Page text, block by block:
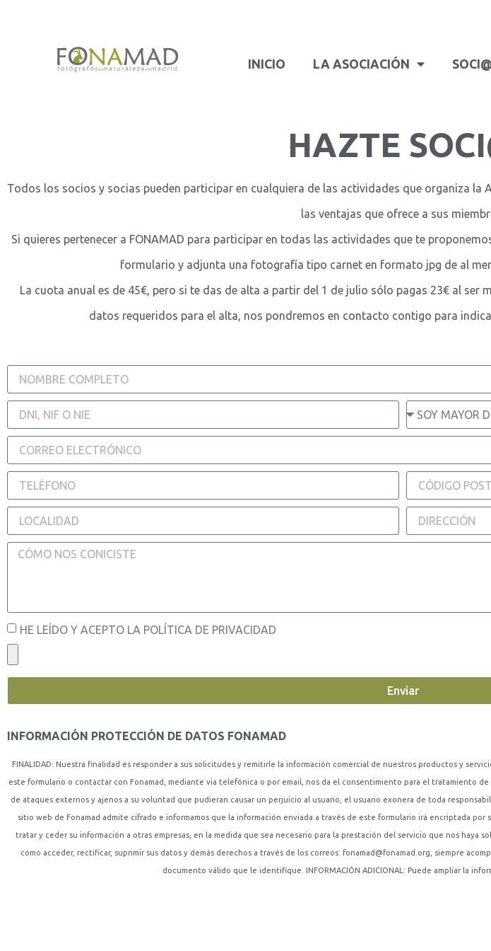
INICIO LA ASOCIACIÓN
HAZTE
Todos los socios y socias pueden participar en cualquiera de las actividades que organiza la
las ventajas que ofrece a sus
Si quieres pertenecer a FONAMAD para participar en todas las actividades que te
formulario y adjunta una fotografía tipo carnet en formato jpg de al
La cuota anual es de 45€, pero si te das de alta a partir del 1 de julio sólo pagas 23€ al
datos requeridos para el alta, nos pondremos en contacto contigo para
HE LEÍDO Y ACEPTO LA POLÍTICA DE PRIVACIDAD
Enviar
INFORMACIÓN PROTECCIÓN DE DATOS FONAMAD
FINALIDAD: Nuestra finalidad es responder a sus solicitudes y remitirle la información comercial de nuestros productos y
este formulario o contactar con Fonamad, mediante via telefónica o por email, nos da el consentimiento para el tratamiento
de ataques externos y ajenos a su voluntad que pudieran causar un perjuicio al usuario, el usuario exonera de toda
sitio web de Fonamad admite cifrado e informamos que la información enviada a través de este formulario irá encriptada por
tratar y ceder su información a otras empresas, en la medida que sea necesario para la prestación del servicio que nos haya
como acceder, rectificar, suprimir sus datos y demás derechos a través de los correos: fonamad@fonamad.org, siempre
documento válido que le identifique. INFORMACIÓN ADICIONAL: Puede ampliar la